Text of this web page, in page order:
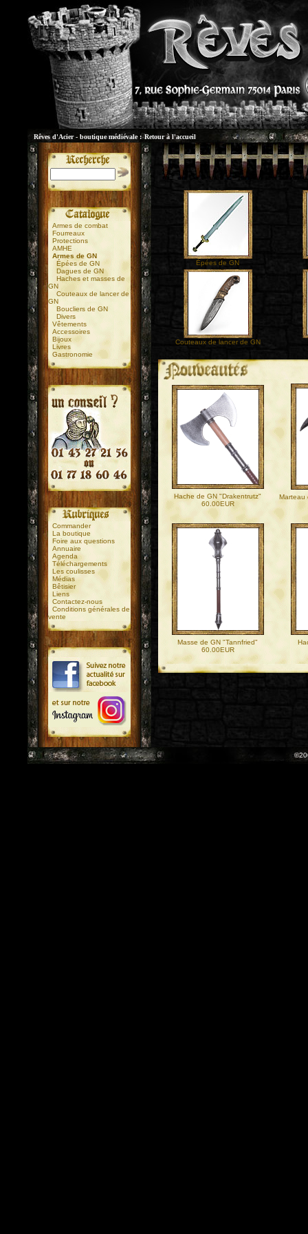
Rêves d'Acier - boutique médiévale : Retour à l'accueil
.
Armes de combat
Fourreaux
Protections
AMHE
Armes de GN
Épées de GN
Dagues de GN
Haches et masses de
GN
Couteaux de lancer de
GN
Boucliers de GN
Divers
Vêtements
Accessoires
Bijoux
Livres
Gastronomie
Commander
La boutique
Foire aux questions
Annuaire
Agenda
Téléchargements
Les coulisses
Médias
Bêtisier
Liens
Contactez-nous
Conditions générales de
vente
.
Épées de GN
Couteaux de lancer de GN
Hache de GN "Drakentrutz"
60.00EUR
Marteau
Masse de GN "Tannfried"
60.00EUR